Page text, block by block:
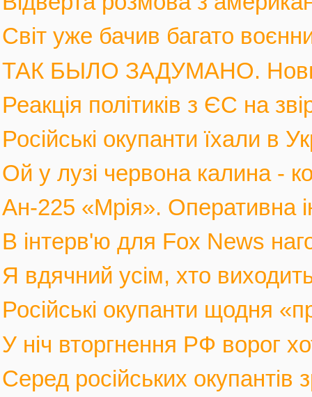
Світ уже бачив багато
ТАК БЫЛО ЗАДУМАНО.
Реакція політиків з ЄС на
Російські окупанти їхали в
Ой у лузі червона калина -
Ан-225 «Мрія». Оперативна
В інтерв'ю для Fox News
Я вдячний усім, хто
Російські окупанти щодня
У ніч вторгнення РФ ворог
Серед російських